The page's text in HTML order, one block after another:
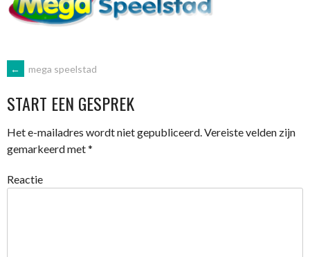
BERICHTNAVIGATIE
← mega speelstad
START EEN GESPREK
Het e-mailadres wordt niet gepubliceerd.Vereiste velden zijn
gemarkeerd met*
Reactie